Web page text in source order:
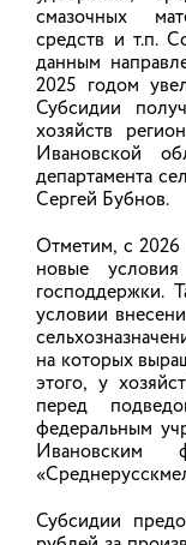
07.08.2026
уровне
фермер
активно
области на
фестивалях.
регион
06.08.2026
В
смазочных
средств и т.п.
данным
2025 годом
Субсидии
хозяйств
Ивановской
департамента
Сергей Бубнов.
Отметим, с 2026
новые
господдержки.
условии
на которых
этого, у
перед
федеральным
Ивановским
Субсидии